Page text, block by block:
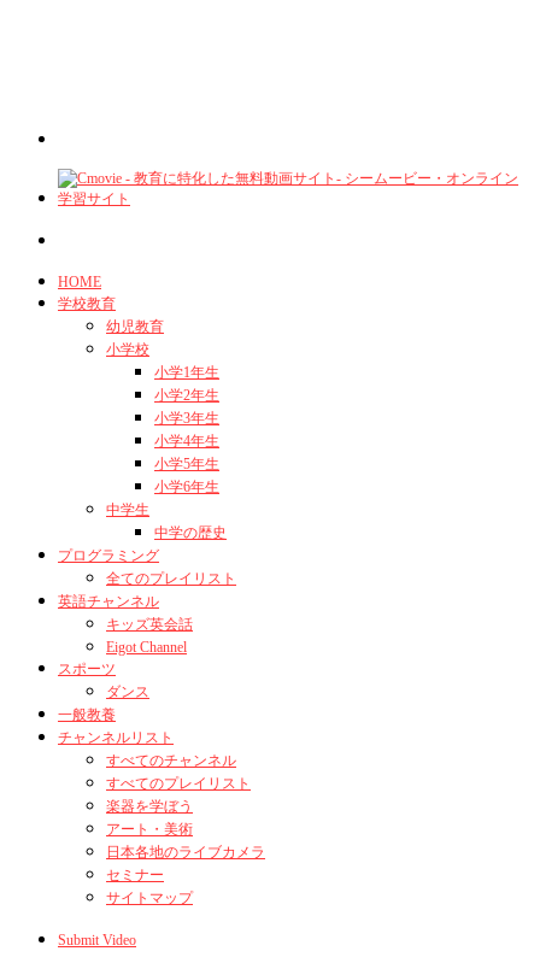
HOME
学校教育
幼児教育
小学校
小学1年生
小学2年生
小学3年生
小学4年生
小学5年生
小学6年生
中学生
中学の歴史
プログラミング
全てのプレイリスト
英語チャンネル
キッズ英会話
Eigot Channel
スポーツ
ダンス
一般教養
チャンネルリスト
すべてのチャンネル
すべてのプレイリスト
楽器を学ぼう
アート・美術
日本各地のライブカメラ
セミナー
サイトマップ
Submit Video